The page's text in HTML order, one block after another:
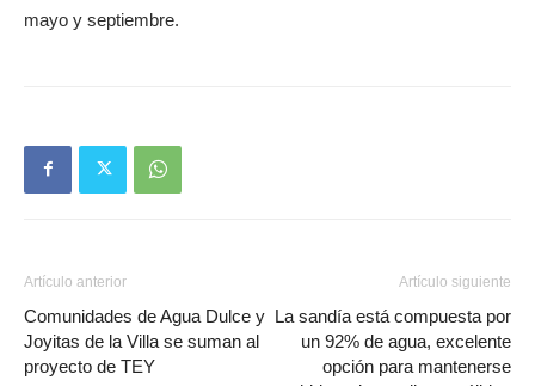
mayo y septiembre.
Artículo anterior
Comunidades de Agua Dulce y
Joyitas de la Villa se suman al
proyecto de TEY
Artículo siguiente
La sandía está compuesta por
un 92% de agua, excelente
opción para mantenerse